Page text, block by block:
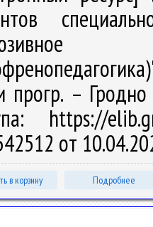
прогр. –
https://
от
в корзину Подробнее